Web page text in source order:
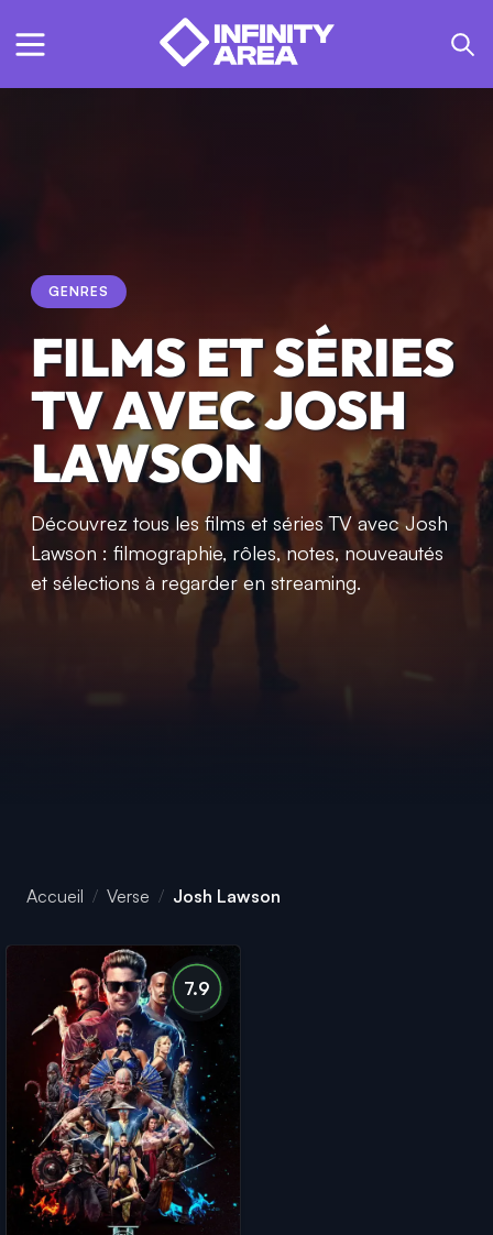
GENRES
FILMS ET SÉRIES
TV AVEC JOSH
LAWSON
Découvrez tous les films et séries TV avec Josh
Lawson : filmographie, rôles, notes, nouveautés
et sélections à regarder en streaming.
Accueil Verse Josh Lawson
7.9